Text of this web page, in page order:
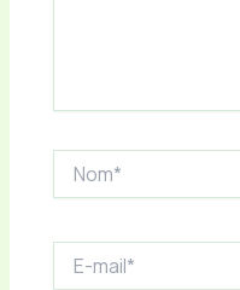
mail*